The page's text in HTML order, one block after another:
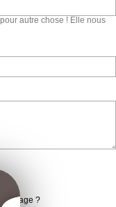
autre chose ! Elle nous
?